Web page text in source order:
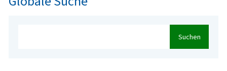
Suchen